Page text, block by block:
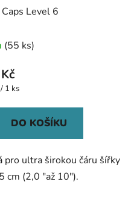
Level 6
(55 ks)
1 ks
DO KOŠÍKU
pro ultra širokou čáru šířky
cm (2,0 "až 10").